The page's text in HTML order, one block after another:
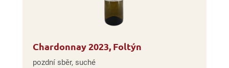
Chardonnay 2023, Foltýn
pozdní sběr, suché